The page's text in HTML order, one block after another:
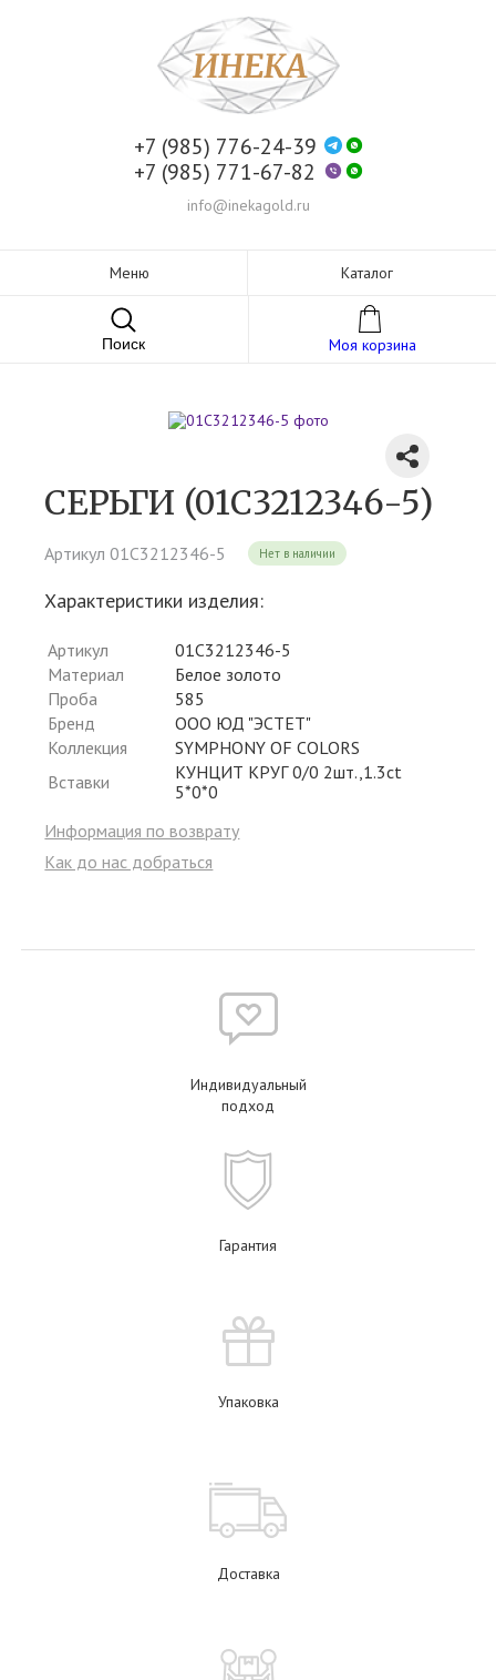
+7 (985) 776-24-39
+7 (985) 771-67-82
info@inekagold.ru
Меню Каталог
Поиск Моя корзина
СЕРЬГИ (01С3212346-5)
Артикул 01С3212346-5 Нет в наличии
Характеристики изделия:
Артикул
01С3212346-5
Материал
Белое золото
Проба
585
Бренд
ООО ЮД "ЭСТЕТ"
Коллекция
SYMPHONY OF COLORS
Вставки
КУНЦИТ КРУГ 0/0 2шт.,1.3ct
5*0*0
Информация по возврату
Как до нас добраться
Индивидуальный
подход
Гарантия
Упаковка
Доставка